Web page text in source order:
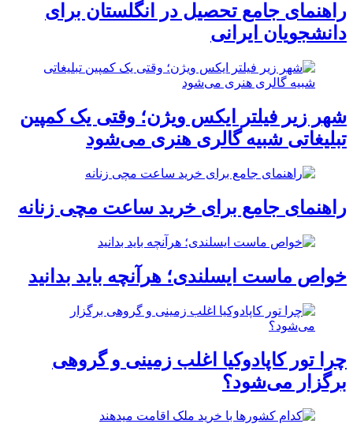
راهنمای جامع تحصیل در انگلستان برای
دانشجویان ایرانی
شهر زیر فیلتر ایکس ویژن؛ وقتی یک کمپین
تبلیغاتی شبیه گالری هنری می‌شود
راهنمای جامع برای خرید ساعت مچی زنانه
خواص ماست ایسلندی؛ هرآنچه باید بدانید
چرا تور کاپادوکیا اغلب زمینی و گروهی
برگزار می‌شود؟